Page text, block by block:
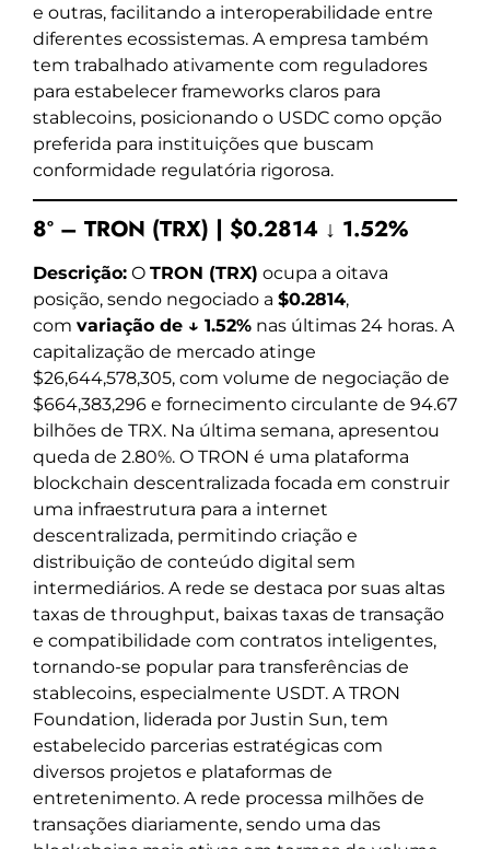
e outras, facilitando a interoperabilidade entre
diferentes ecossistemas. A empresa também
tem trabalhado ativamente com reguladores
para estabelecer frameworks claros para
stablecoins, posicionando o USDC como opção
preferida para instituições que buscam
conformidade regulatória rigorosa.
8º – TRON (TRX) | $0.2814 ↓ 1.52%
Descrição: O TRON (TRX) ocupa a oitava
posição, sendo negociado a $0.2814,
com variação de ↓ 1.52% nas últimas 24 horas. A
capitalização de mercado atinge
$26,644,578,305, com volume de negociação de
$664,383,296 e fornecimento circulante de 94.67
bilhões de TRX. Na última semana, apresentou
queda de 2.80%. O TRON é uma plataforma
blockchain descentralizada focada em construir
uma infraestrutura para a internet
descentralizada, permitindo criação e
distribuição de conteúdo digital sem
intermediários. A rede se destaca por suas altas
taxas de throughput, baixas taxas de transação
e compatibilidade com contratos inteligentes,
tornando-se popular para transferências de
stablecoins, especialmente USDT. A TRON
Foundation, liderada por Justin Sun, tem
estabelecido parcerias estratégicas com
diversos projetos e plataformas de
entretenimento. A rede processa milhões de
transações diariamente, sendo uma das